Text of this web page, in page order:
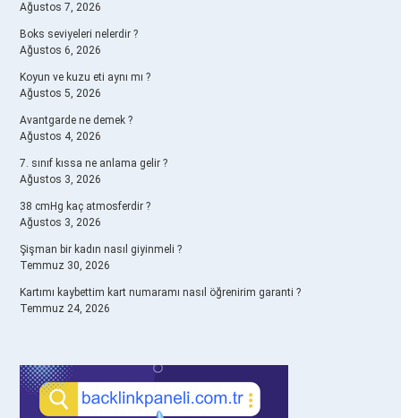
Ağustos 7, 2026
Boks seviyeleri nelerdir ?
Ağustos 6, 2026
Koyun ve kuzu eti aynı mı ?
Ağustos 5, 2026
Avantgarde ne demek ?
Ağustos 4, 2026
7. sınıf kıssa ne anlama gelir ?
Ağustos 3, 2026
38 cmHg kaç atmosferdir ?
Ağustos 3, 2026
Şişman bir kadın nasıl giyinmeli ?
Temmuz 30, 2026
Kartımı kaybettim kart numaramı nasıl öğrenirim garanti ?
Temmuz 24, 2026